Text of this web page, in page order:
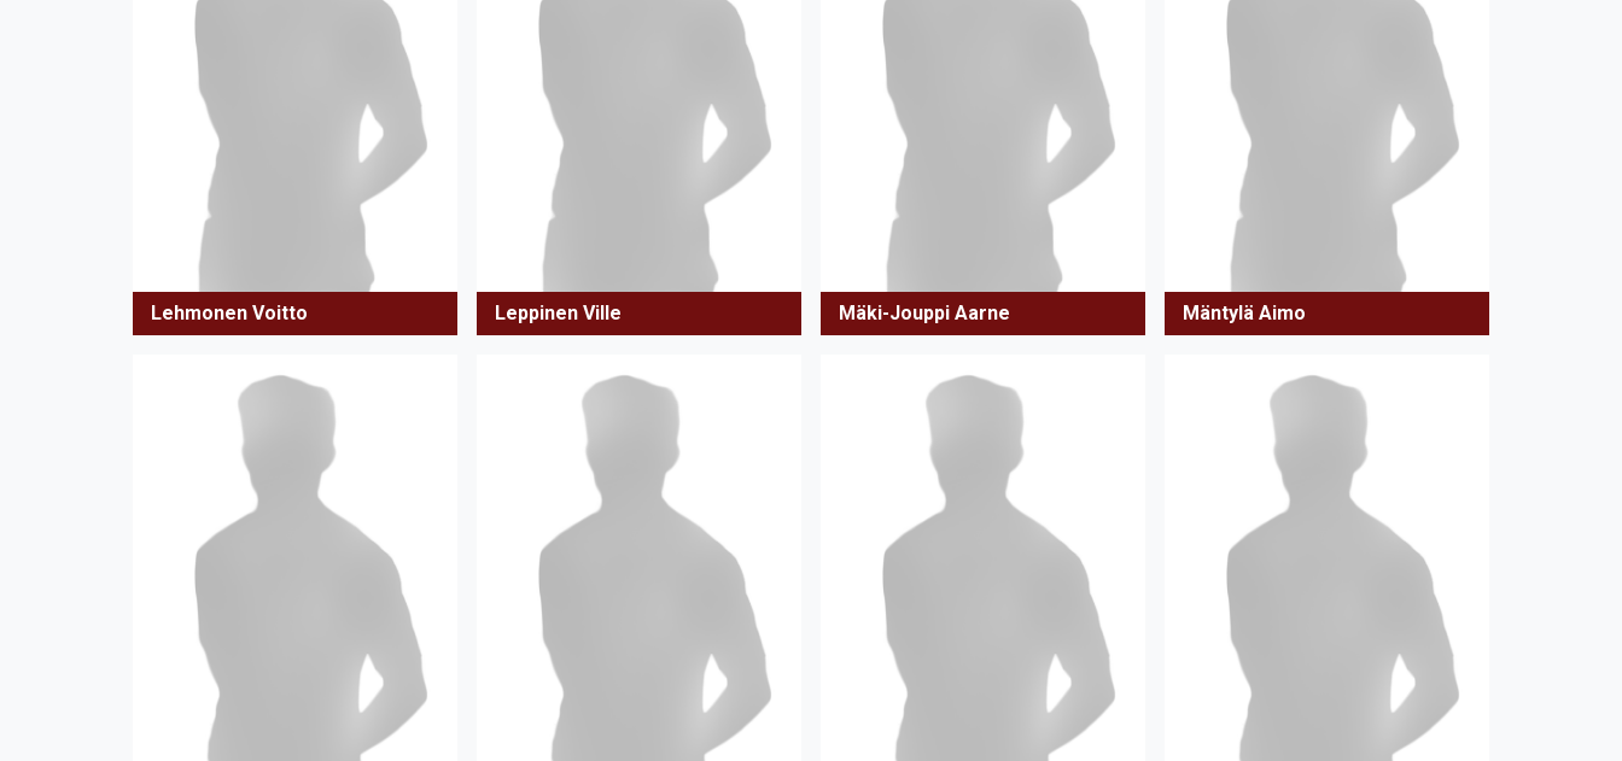
Lehmonen Voitto Leppinen Ville Mäki-Jouppi Aarne Mäntylä Aimo